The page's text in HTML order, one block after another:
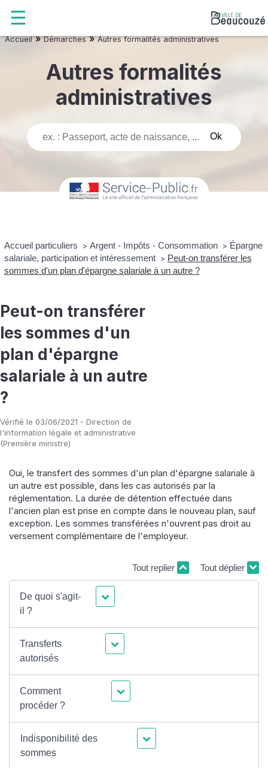
Accueil»Démarches»Autres formalités administratives
Autres formalités
administratives
Accueil particuliers > Argent - Impôts - Consommation > Épargne
salariale, participation et intéressement > Peut-on transférer les
sommes d'un plan d'épargne salariale à un autre ?
Peut-on transférer
les sommes d'un
plan d'épargne
salariale à un autre
?
Vérifié le 03/06/2021 - Direction de
l'information légale et administrative
(Première ministre)
Oui, le transfert des sommes d'un plan d'épargne salariale à
un autre est possible, dans les cas autorisés par la
réglementation. La durée de détention effectuée dans
l'ancien plan est prise en compte dans le nouveau plan, sauf
exception. Les sommes transférées n'ouvrent pas droit au
versement complémentaire de l'employeur.
Tout replier Tout déplier
De quoi s'agit-
il ?
Transferts
autorisés
Comment
procéder ?
Indisponibilité des
sommes